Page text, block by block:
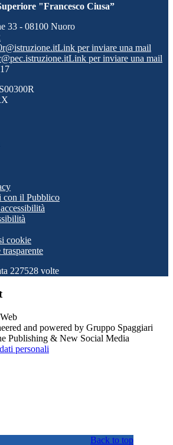
"Francesco Ciusa”
33 - 08100 Nuoro
Link per inviare una mail
Link per inviare una mail
il Pubblico
cookie
227528 volte
and powered by Gruppo Spaggiari
Publishing & New Social Media
personali
Back to top